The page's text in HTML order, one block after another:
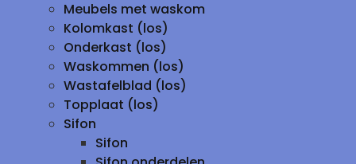
Meubels met waskom
Kolomkast (los)
Onderkast (los)
Waskommen (los)
Wastafelblad (los)
Topplaat (los)
Sifon
Sifon